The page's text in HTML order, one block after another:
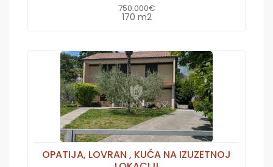
750.000€
170 m2
OPATIJA, LOVRAN , KUĆA NA IZUZETNOJ